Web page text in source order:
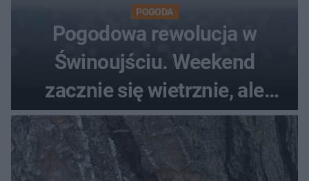
POGODA
Pogodowa rewolucja w
Świnoujściu. Weekend
zacznie się wietrznie, ale
niedziela to petarda!